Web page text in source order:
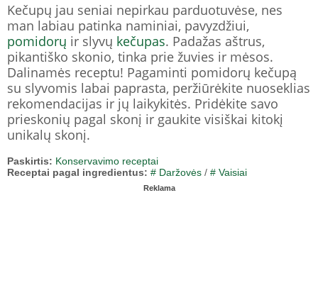
Kečupų jau seniai nepirkau parduotuvėse, nes
man labiau patinka naminiai, pavyzdžiui,
pomidorų ir slyvų kečupas. Padažas aštrus,
pikantiško skonio, tinka prie žuvies ir mėsos.
Dalinamės receptu! Pagaminti pomidorų kečupą
su slyvomis labai paprasta, peržiūrėkite nuoseklias
rekomendacijas ir jų laikykitės. Pridėkite savo
prieskonių pagal skonį ir gaukite visiškai kitokį
unikalų skonį.
Paskirtis: Konservavimo receptai
Receptai pagal ingredientus: # Daržovės / # Vaisiai
Reklama